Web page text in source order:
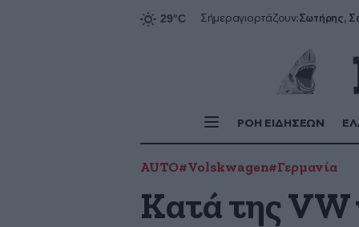
Σήμεραγιορτάζουν:
ΡΟΗ ΕΙΔΗΣΕΩΝ
AUTO#Volskwagen#Γερμανία
Κατά της VW